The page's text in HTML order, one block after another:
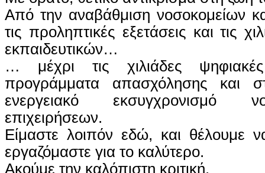
Από την αναβάθμιση νοσοκομείων
τις προληπτικές εξετάσεις και τις
εκπαιδευτικών…
… μέχρι τις χιλιάδες
προγράμματα απασχόλησης και
ενεργειακό εκσυγχρονισμό
επιχειρήσεων.
Είμαστε λοιπόν εδώ, και θέλουμε
εργαζόμαστε για το καλύτερο.
Ακούμε την καλόπιστη κριτική.